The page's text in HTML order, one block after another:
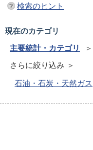
検索のヒント
現在のカテゴリ
主要統計・カテゴリ
＞
さらに絞り込み ＞
石油・石炭・天然ガス